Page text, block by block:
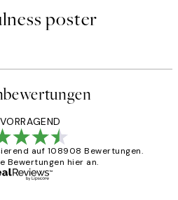
poster
auf 108908 Bewertungen.
Bewertungen hier an.